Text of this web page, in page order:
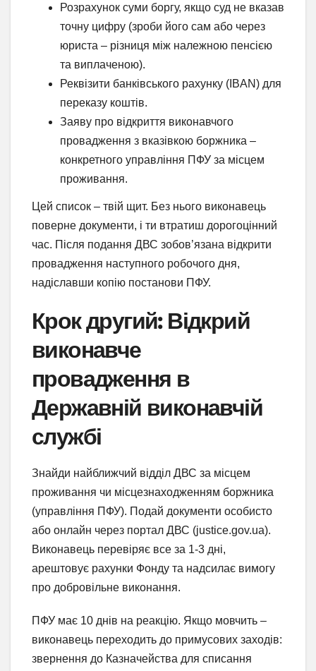
Розрахунок суми боргу, якщо суд не вказав
точну цифру (зроби його сам або через
юриста – різниця між належною пенсією
та виплаченою).
Реквізити банківського рахунку (IBAN) для
переказу коштів.
Заяву про відкриття виконавчого
провадження з вказівкою боржника –
конкретного управління ПФУ за місцем
проживання.
Цей список – твій щит. Без нього виконавець
поверне документи, і ти втратиш дорогоцінний
час. Після подання ДВС зобов’язана відкрити
провадження наступного робочого дня,
надіславши копію постанови ПФУ.
Крок другий: Відкрий
виконавче
провадження в
Державній виконавчій
службі
Знайди найближчий відділ ДВС за місцем
проживання чи місцезнаходженням боржника
(управління ПФУ). Подай документи особисто
або онлайн через портал ДВС (justice.gov.ua).
Виконавець перевіряє все за 1-3 дні,
арештовує рахунки Фонду та надсилає вимогу
про добровільне виконання.
ПФУ має 10 днів на реакцію. Якщо мовчить –
виконавець переходить до примусових заходів:
звернення до Казначейства для списання